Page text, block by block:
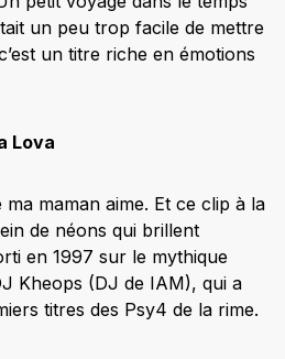
un peu trop facile de mettre
un titre riche en émotions
Lova
maman aime. Et ce clip à la
de néons qui brillent
en 1997 sur le mythique
Kheops (DJ de IAM), qui a
titres des Psy4 de la rime.